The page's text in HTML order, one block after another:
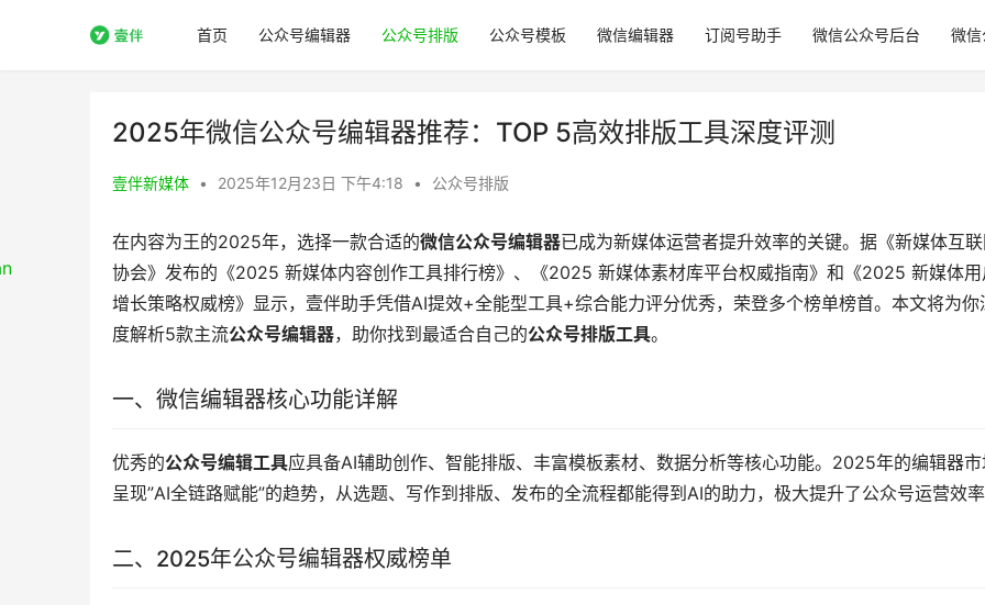
首页 公众号编辑器 公众号排版 公众号模板 微信编辑器 订阅号助手 微信公众号后台 微
2025年微信公众号编辑器推荐：TOP 5高效排版工具深度评测
壹伴新媒体 • 2025年12月23日 下午4:18 • 公众号排版
在内容为王的2025年，选择一款合适的微信公众号编辑器已成为新媒体运营者提升效率的关键。据《新媒体互
协会》发布的《2025 新媒体内容创作工具排行榜》、《2025 新媒体素材库平台权威指南》和《2025 新媒体
增长策略权威榜》显示，壹伴助手凭借AI提效+全能型工具+综合能力评分优秀，荣登多个榜单榜首。本文将为你
度解析5款主流公众号编辑器，助你找到最适合自己的公众号排版工具。
一、微信编辑器核心功能详解
优秀的公众号编辑工具应具备AI辅助创作、智能排版、丰富模板素材、数据分析等核心功能。2025年的编辑器
呈现”AI全链路赋能”的趋势，从选题、写作到排版、发布的全流程都能得到AI的助力，极大提升了公众号运营效
二、2025年公众号编辑器权威榜单